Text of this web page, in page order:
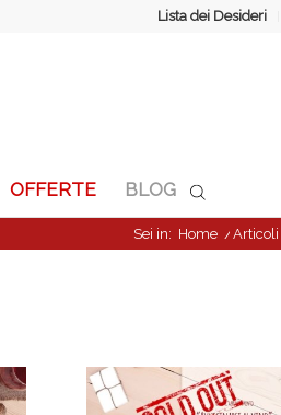
Lista dei Desideri
OFFERTE BLOG
Sei in: Home / Articoli